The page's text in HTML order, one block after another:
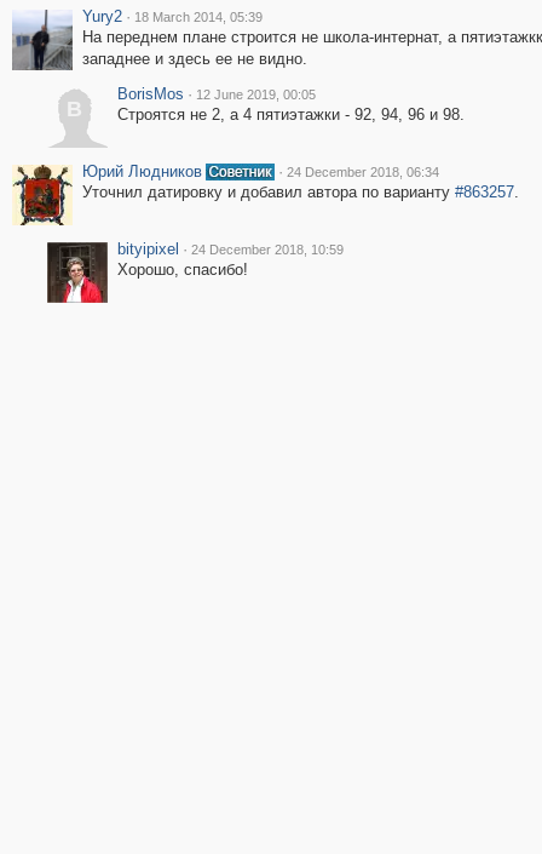
Yury2 · 18 March 2014, 05:39
На переднем плане строится не школа-интернат, а
западнее и здесь ее не видно.
B
BorisMos · 12 June 2019, 00:05
Строятся не 2, а 4 пятиэтажки - 92, 94, 96 и 98.
Юрий Людников · 24 December 2018, 06:34
Уточнил датировку и добавил автора по варианту #863257.
bityipixel · 24 December 2018, 10:59
Хорошо, спасибо!